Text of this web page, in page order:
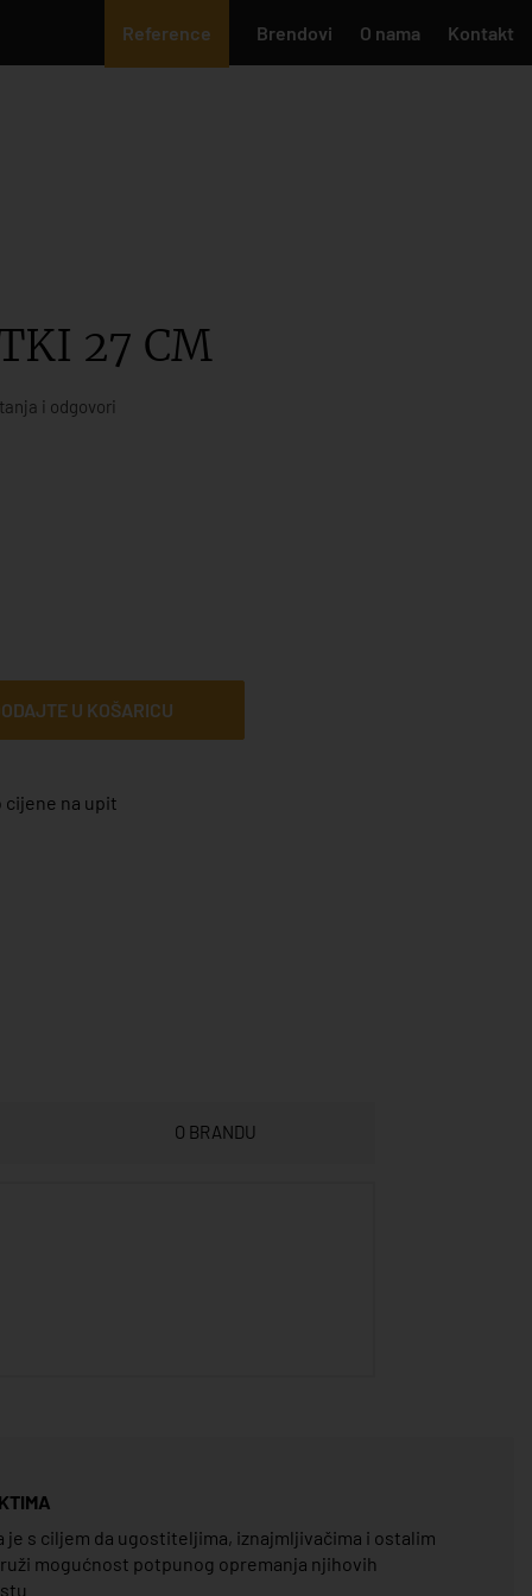
Reference Brendovi O nama Kontakt
27 CM
i odgovori
U KOŠARICU
cijene na upit
O BRANDU
je s ciljem da ugostiteljima, iznajmljivačima i ostalim
mogućnost potpunog opremanja njihovih